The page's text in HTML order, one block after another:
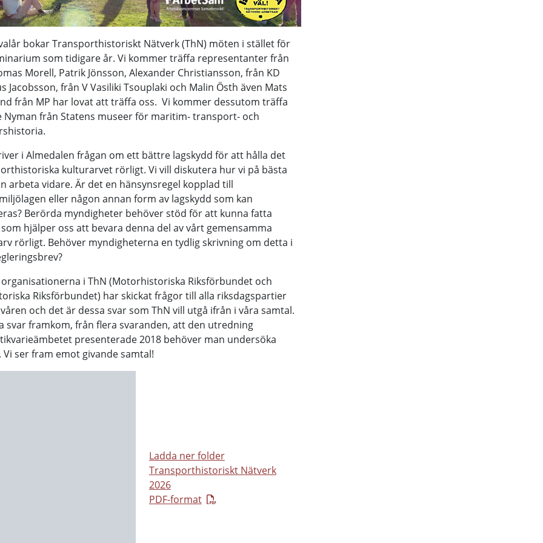
bokar Transporthistoriskt Nätverk (ThN) möten i stället för
som tidigare år. Vi kommer träffa representanter från
Morell, Patrik Jönsson, Alexander Christiansson, från KD
Jacobsson, från V Vasiliki Tsouplaki och Malin Östh även Mats
från MP har lovat att träffa oss. Vi kommer dessutom träffa
Nyman från Statens museer för maritim- transport- och
i Almedalen frågan om ett bättre lagskydd för att hålla det
kulturarvet rörligt. Vi vill diskutera hur vi på bästa
arbeta vidare. Är det en hänsynsregel kopplad till
eller någon annan form av lagskydd som kan
Berörda myndigheter behöver stöd för att kunna fatta
hjälper oss att bevara denna del av vårt gemensamma
rörligt. Behöver myndigheterna en tydlig skrivning om detta i
organisationerna i ThN (Motorhistoriska Riksförbundet och
Riksförbundet) har skickat frågor till alla riksdagspartier
och det är dessa svar som ThN vill utgå ifrån i våra samtal.
svar framkom, från flera svaranden, att den utredning
presenterade 2018 behöver man undersöka
Vi ser fram emot givande samtal!
Ladda ner folder
Transporthistoriskt Nätverk
2026
PDF-format